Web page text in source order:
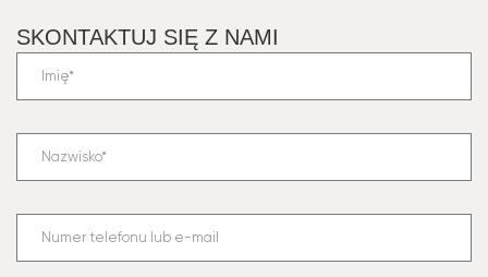
SKONTAKTUJ SIĘ Z NAMI